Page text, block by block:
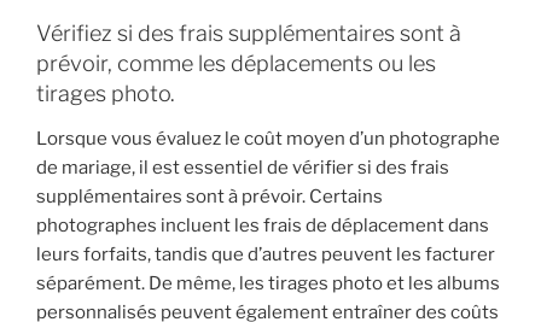
Vérifiez si des frais supplémentaires sont à
prévoir, comme les déplacements ou les
tirages photo.
Lorsque vous évaluez le coût moyen d’un photographe
de mariage, il est essentiel de vérifier si des frais
supplémentaires sont à prévoir. Certains
photographes incluent les frais de déplacement dans
leurs forfaits, tandis que d’autres peuvent les facturer
séparément. De même, les tirages photo et les albums
personnalisés peuvent également entraîner des coûts